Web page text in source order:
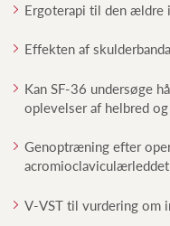
Ergoterapi til den ældre
Effekten af
Kan SF-36 undersøge
oplevelser af helbred
Genoptræning efter
acromioclaviculærleddet
V-VST til vurdering om